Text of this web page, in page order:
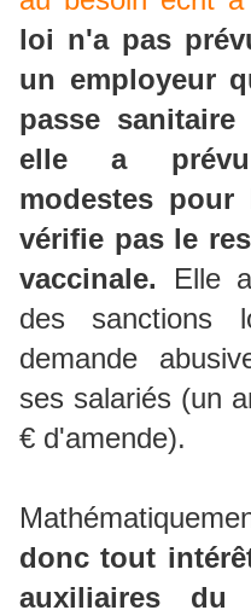
loi n'a pas
un employeur
passe
elle a
modestes
vérifie pas le
vaccinale. Elle
des sanctions
demande
ses salariés (un
€ d'amende).
donc tout
auxiliaires du